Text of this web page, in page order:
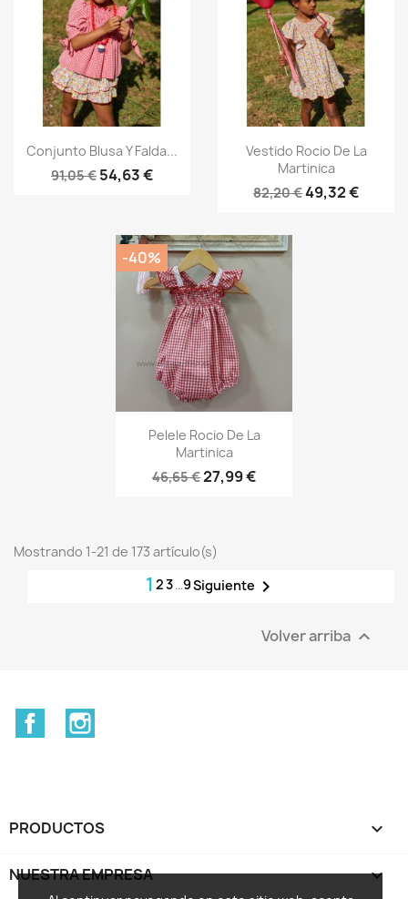
Vista rápida
Conjunto Blusa Y Falda...
91,05 € 54,63 €
Vista rápida
Vestido Rocio De La
Martinica
82,20 €49,32 €
Vista rápida
Pelele Rocio De La
Martinica
46,65 €27,99 €
-40%
Mostrando 1-21 de 173 artículo(s)
1 23…9Siguiente 
Volver arriba 
Facebook
PRODUCTOS 
NUESTRA EMPRESA 